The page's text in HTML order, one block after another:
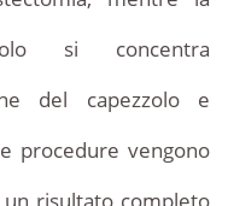
si concentra
del capezzolo e
procedure vengono